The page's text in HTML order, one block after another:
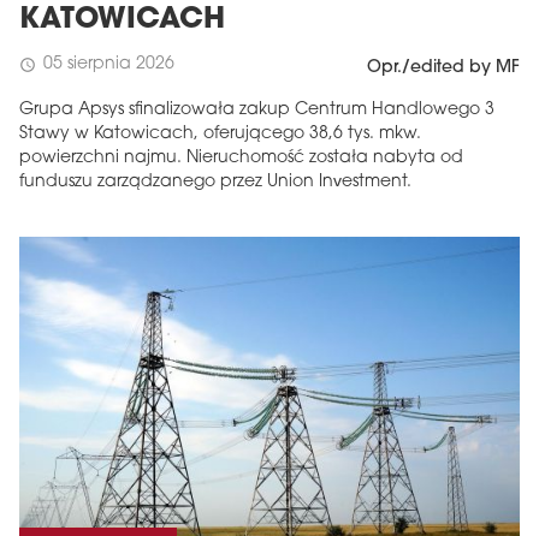
KATOWICACH
schedule 05 sierpnia 2026 Opr./edited by MF
Grupa Apsys sfinalizowała zakup Centrum Handlowego 3
Stawy w Katowicach, oferującego 38,6 tys. mkw.
powierzchni najmu. Nieruchomość została nabyta od
funduszu zarządzanego przez Union Investment.